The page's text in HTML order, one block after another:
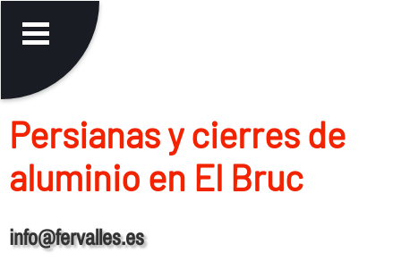
Persianas y cierres de
aluminio en El Bruc
info@fervalles.es